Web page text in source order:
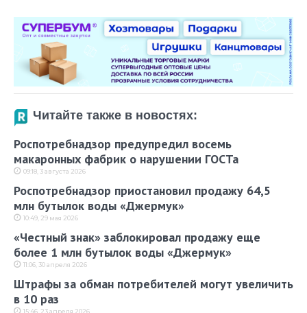
Читайте также в новостях:
Роспотребнадзор предупредил восемь
макаронных фабрик о нарушении ГОСТа
09:18, 3 августа 2026
Роспотребнадзор приостановил продажу 64,5
млн бутылок воды «Джермук»
10:49, 29 мая 2026
«Честный знак» заблокировал продажу еще
более 1 млн бутылок воды «Джермук»
11:06, 30 апреля 2026
Штрафы за обман потребителей могут увеличить
в 10 раз